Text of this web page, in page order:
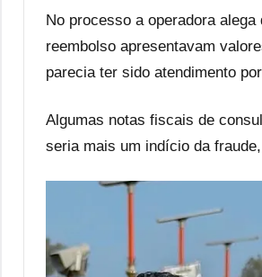
No processo a operadora
reembolso apresentavam
parecia ter sido atendimento
Algumas notas fiscais de
seria mais um indício da